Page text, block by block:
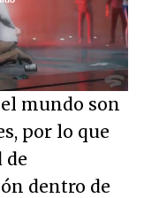
mundo son
por lo que
de
dentro de